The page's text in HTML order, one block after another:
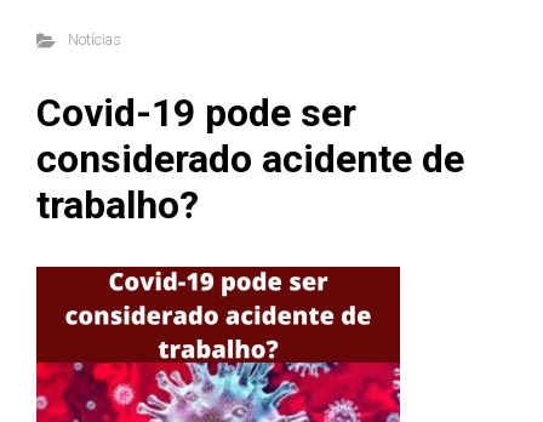
Notícias
Covid-19 pode ser
considerado acidente de
trabalho?